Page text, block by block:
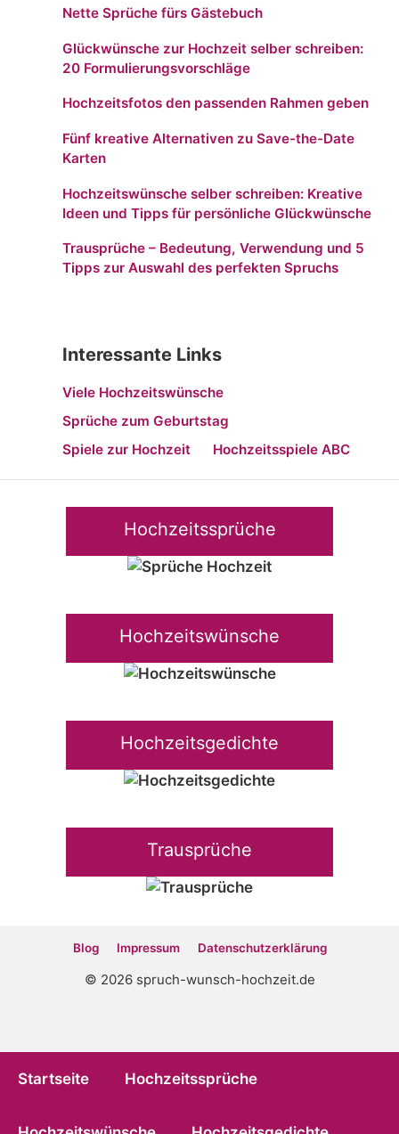
Nette Sprüche fürs Gästebuch
Glückwünsche zur Hochzeit selber schreiben:
20 Formulierungsvorschläge
Hochzeitsfotos den passenden Rahmen geben
Fünf kreative Alternativen zu Save-the-Date
Karten
Hochzeitswünsche selber schreiben: Kreative
Ideen und Tipps für persönliche Glückwünsche
Trausprüche – Bedeutung, Verwendung und 5
Tipps zur Auswahl des perfekten Spruchs
Interessante Links
Viele Hochzeitswünsche
Sprüche zum Geburtstag
Spiele zur Hochzeit
Hochzeitsspiele ABC
Hochzeitssprüche
Hochzeitswünsche
Hochzeitsgedichte
Trausprüche
Blog Impressum Datenschutz­erklärung
© 2026 spruch-wunsch-hochzeit.de
Startseite Hochzeitssprüche